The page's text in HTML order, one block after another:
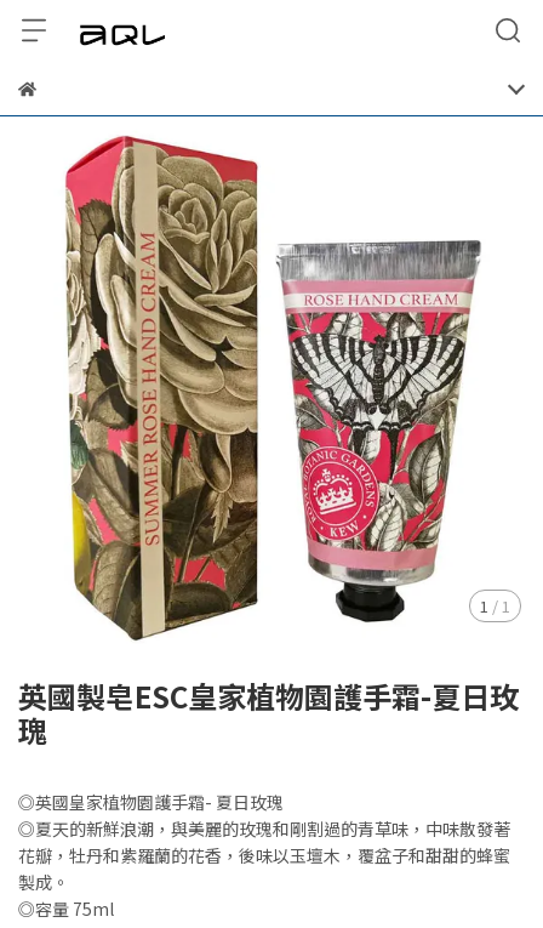
1 / 1
英國製皂ESC皇家植物園護手霜-夏日玫
瑰
◎英國皇家植物園護手霜- 夏日玫瑰
◎夏天的新鮮浪潮，與美麗的玫瑰和剛割過的青草味，中味散發著
花瓣，牡丹和紫羅蘭的花香，後味以玉壇木，覆盆子和甜甜的蜂蜜
製成。
◎容量 75ml